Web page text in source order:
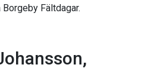
Fältdagar.